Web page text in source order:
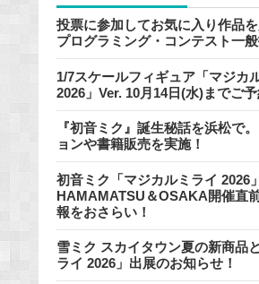
投票に参加してお気に入り作品を
プログラミング・コンテスト一般
1/7スケールフィギュア「マジカ
2026」Ver. 10月14日(水)までご予
『初音ミク』誕生秘話を浜松で
ョンや書籍販売を実施！
初音ミク「マジカルミライ 2026
HAMAMATSU＆OSAKA開催直
報をおさらい！
雪ミク スカイタウン夏の新商品
ライ 2026」出展のお知らせ！